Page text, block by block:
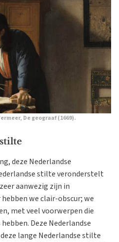
De geograaf(1669).
deze Nederlandse
stilte veronderstelt
aanwezig zijn in
we clair-obscur; we
met veel voorwerpen die
Deze Nederlandse
lange Nederlandse stilte